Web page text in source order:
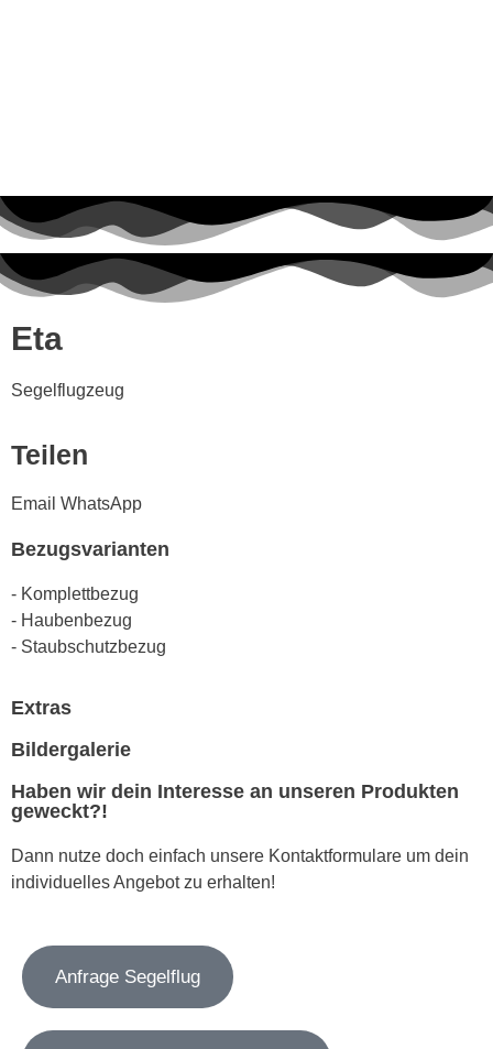
Eta
Segelflugzeug
Teilen
Email WhatsApp
Bezugsvarianten
- Komplettbezug
- Haubenbezug
- Staubschutzbezug
Extras
Bildergalerie
Haben wir dein Interesse an unseren Produkten
geweckt?!
Dann nutze doch einfach unsere Kontaktformulare um dein
individuelles Angebot zu erhalten!
Anfrage Segelflug